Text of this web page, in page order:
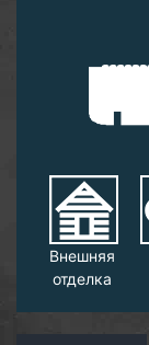
Внешняя
отделка